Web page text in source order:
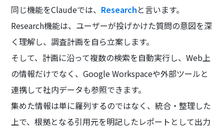
同じ機能をClaudeでは、 Researchと言います。
Research機能は、ユーザーが投げかけた質問の意図を深
く理解し、調査計画を自ら立案します。
そして、計画に沿って複数の検索を自動実行し、Web上
の情報だけでなく、Google Workspaceや外部ツールと
連携して社内データも参照できます。
集めた情報は単に羅列するのではなく、統合・整理した
上で、根拠となる引用元を明記したレポートとして出力